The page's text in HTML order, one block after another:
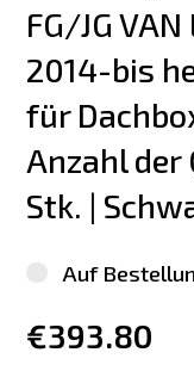
FG/JG
2014-bis
für
Anzahl der
Stk. |
Auf
€393.80